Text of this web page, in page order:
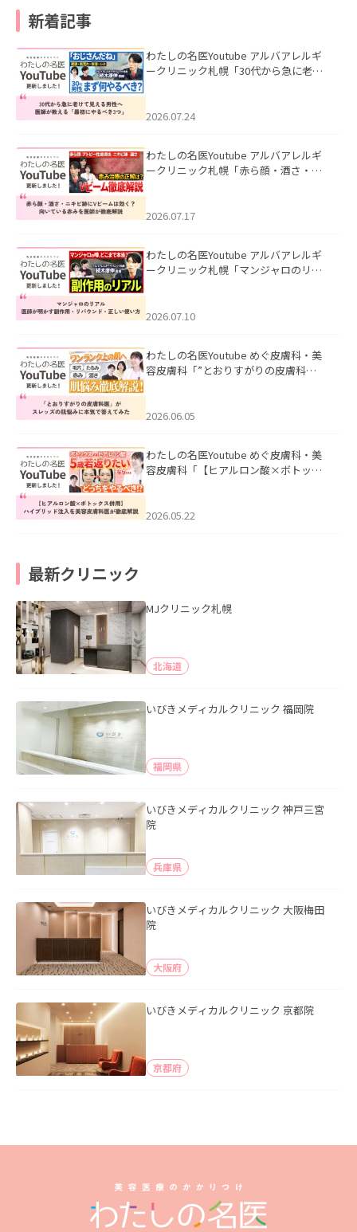
新着記事
わたしの名医Youtube アルバアレルギ
ークリニック札幌「30代から急に老け
た。
2026.07.24
わたしの名医Youtube アルバアレルギ
ークリニック札幌「赤ら顔・酒さ・ニ
した。
2026.07.17
わたしの名医Youtube アルバアレルギ
ークリニック札幌「マンジャロのリア
た。
2026.07.10
わたしの名医Youtube めぐ皮膚科・美
容皮膚科「”とおりすがりの皮膚科
2026.06.05
わたしの名医Youtube めぐ皮膚科・美
容皮膚科「【ヒアルロン酸×ボトック
た。
2026.05.22
最新クリニック
MJクリニック札幌
北海道
いびきメディカルクリニック 福岡院
福岡県
いびきメディカルクリニック 神戸三宮
院
兵庫県
いびきメディカルクリニック 大阪梅田
院
大阪府
いびきメディカルクリニック 京都院
京都府